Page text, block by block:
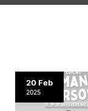
International
Ofertas de
20 Feb
2025